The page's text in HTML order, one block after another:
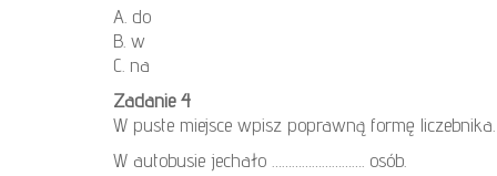
A. do
B. w
C. na
Zadanie 4
W puste miejsce wpisz poprawną formę liczebnika.
W autobusie jechało ………………………. osób.